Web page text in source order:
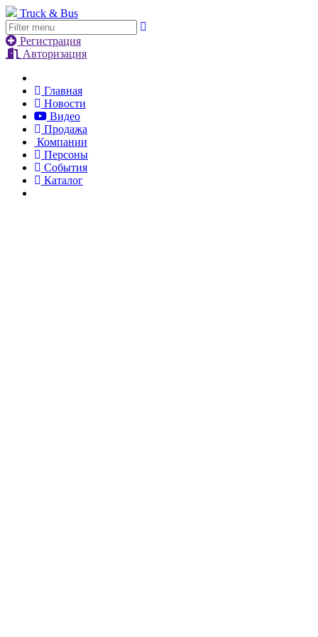
Truck & Bus
Регистрация
Авторизация
Главная
Новости
Видео
Продажа
Компании
Персоны
События
Каталог